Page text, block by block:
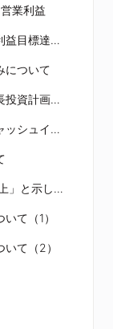
業利益
質疑応答：国内セメントの営業利益目標達成に向けた戦略について
について
質疑応答：海外事業における成長投資計画の根拠について
質疑応答：中期経営計画上にキャッシュインがあった場合の資金使途について
質疑応答：配当金額を「80円以上」と示したニュアンスについて
て（1）
て（2）